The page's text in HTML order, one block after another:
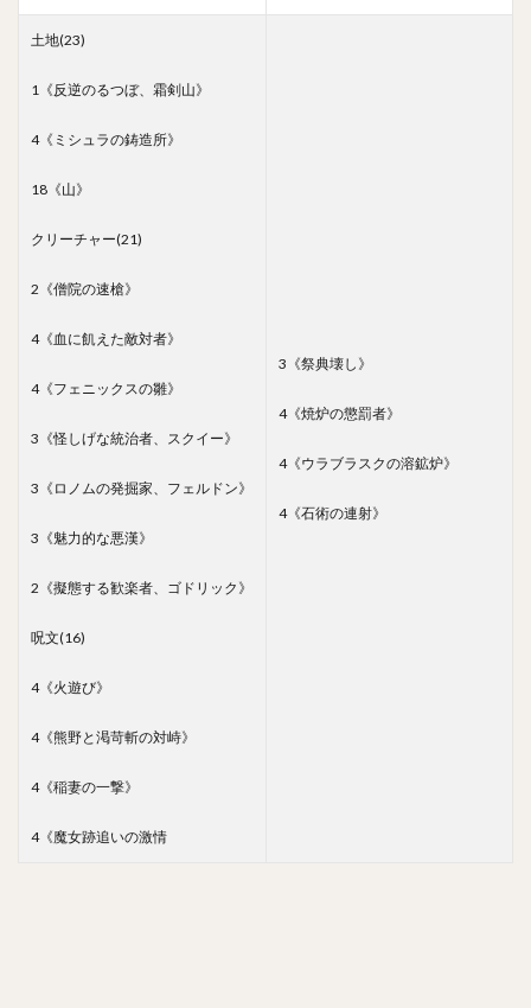
土地(23)
1《反逆のるつぼ、霜剣山》
4《ミシュラの鋳造所》
18《山》
クリーチャー(21)
2《僧院の速槍》
4《血に飢えた敵対者》
4《フェニックスの雛》
3《怪しげな統治者、スクイー》
3《ロノムの発掘家、フェルドン》
3《魅力的な悪漢》
2《擬態する歓楽者、ゴドリック》
呪文(16)
4《火遊び》
4《熊野と渇苛斬の対峙》
4《稲妻の一撃》
4《魔女跡追いの激情
3《祭典壊し》
4《焼炉の懲罰者》
4《ウラブラスクの溶鉱炉》
4《石術の連射》